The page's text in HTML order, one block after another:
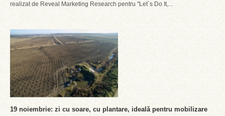
realizat de Reveal Marketing Research pentru "Let`s Do It,...
19 noiembrie: zi cu soare, cu plantare, ideală pentru mobilizare